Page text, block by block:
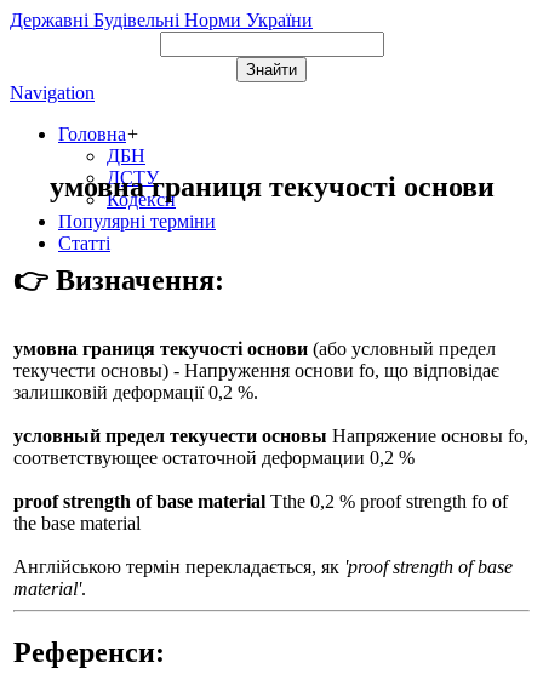
Державні Будівельні Норми України
Navigation
Головна+
ДБН
ДСТУ
Кодекси
Популярні терміни
Статті
умовна границя текучості основи
👉 Визначення:
умовна границя текучості основи (або условный предел
текучести основы) - Напруження основи fo, що відповідає
залишковій деформації 0,2 %.
условный предел текучести основы Напряжение основы fo,
соответствующее остаточной деформации 0,2 %
proof strength of base material Tthe 0,2 % proof strength fo of
the base material
Англійською термін перекладається, як 'proof strength of base
material'.
Референси: